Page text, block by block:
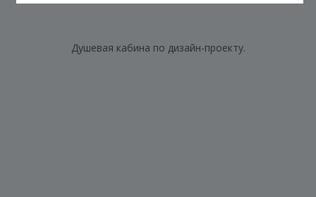
Душевая кабина по дизайн-проекту.